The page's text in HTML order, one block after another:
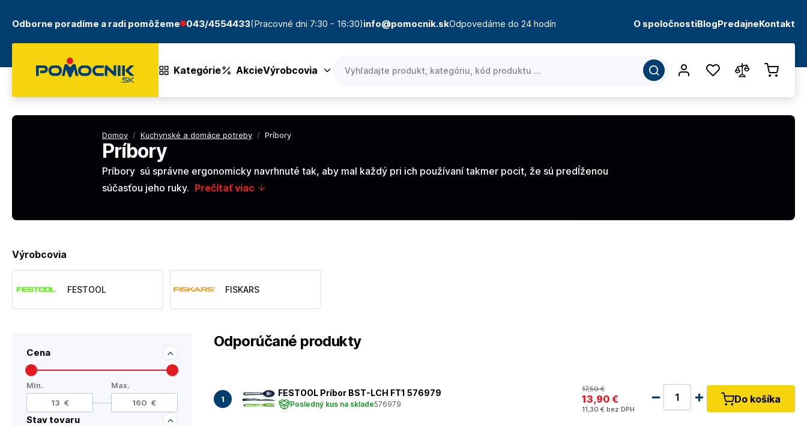
Odborne poradíme a radi pomôžeme 043/4554433(Pracovné dni 7:30 - 16:30)info@pomocnik.skOdpovedáme do 24 hodín O spoločnostiBlogPredajneKontakt
Kategórie AkcieVýrobcovia
Domov / Kuchynské a domáce potreby / Príbory
Príbory
Príbory sú správne ergonomicky navrhnuté tak, aby mal každý pri ich používaní takmer pocit, že sú predĺženou
súčasťou jeho ruky. Prečítať viac
Cena
Min. Max.
Stav tovaru
Výrobcovia
FESTOOL FISKARS
Odporúčané produkty
FESTOOL Príbor BST-LCH FT1 576979
Posledný kus na sklade576979
17,50 €
13,90 €
11 ,30 € bez DPH
Do košíka